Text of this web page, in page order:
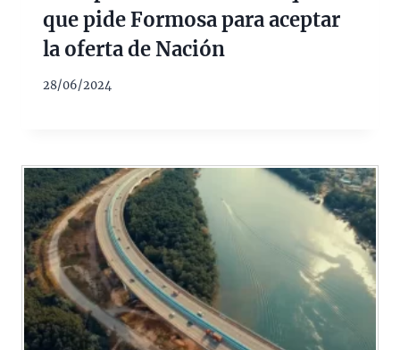
que pide Formosa para aceptar
la oferta de Nación
28/06/2024